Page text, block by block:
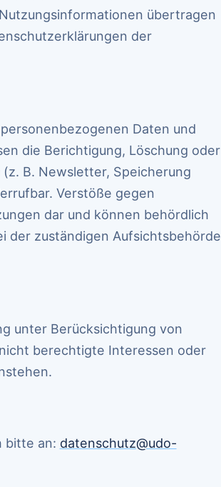
übertragen
der
Daten und
die Berichtigung, Löschung oder
B. Newsletter, Speicherung
Verstöße gegen
dar und können behördlich
der zuständigen Aufsichtsbehörde
unter Berücksichtigung von
berechtigte Interessen oder
bitte an: datenschutz@udo-